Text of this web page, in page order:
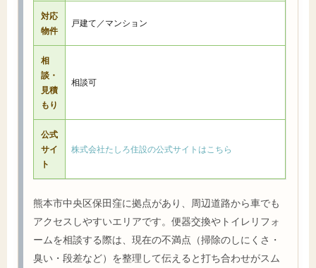
対応
物件
戸建て／マンション
相
談・
見積
もり
相談可
公式
サイ
ト
株式会社たしろ住設の公式サイトはこちら
熊本市中央区保田窪に拠点があり、周辺道路から車でも
アクセスしやすいエリアです。便器交換やトイレリフォ
ームを相談する際は、現在の不満点（掃除のしにくさ・
臭い・段差など）を整理して伝えると打ち合わせがスム